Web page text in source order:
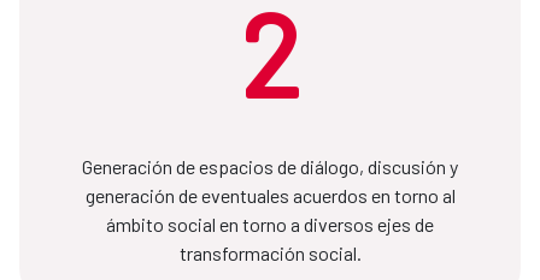
2
Generación de espacios de diálogo, discusión y
generación de eventuales acuerdos en torno al
ámbito social en torno a diversos ejes de
transformación social.